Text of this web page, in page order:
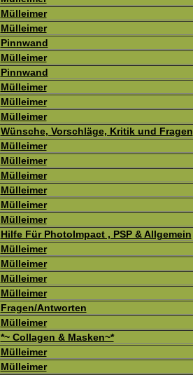
Mülleimer
Mülleimer
Pinnwand
Mülleimer
Pinnwand
Mülleimer
Mülleimer
Mülleimer
Wünsche, Vorschläge, Kritik und Fragen
Mülleimer
Mülleimer
Mülleimer
Mülleimer
Mülleimer
Mülleimer
Hilfe Für PhotoImpact , PSP & Allgemein
Mülleimer
Mülleimer
Mülleimer
Mülleimer
Fragen/Antworten
Mülleimer
*~ Collagen & Masken~*
Mülleimer
Mülleimer